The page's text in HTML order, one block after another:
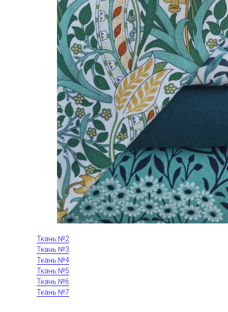
Ткань №2
Ткань №3
Ткань №4
Ткань №5
Ткань №6
Ткань №7